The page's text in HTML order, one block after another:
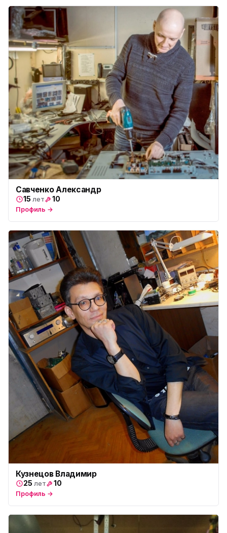
ю
Юмедиа на Дыбенко
ул. Антонова-Овсеенко, 25к1
ю
Юмедиа в ТК Юго-Запад
пр. Маршала Жукова, 35-1
ю
Юмедиа на Космонавтов
пр. Космонавтов, 38к4
ю
Юмедиа на Международной
ул. Белы Куна, 24к1
ю
Юмедиа в Купчино
ул. Будапештская, 87-3
ю
Юмедиа Сервис в Колпино
ул. Тверская 60, Колпино
ю
Юмедиа во Всеволожске
пр. Христиновский 28, Всеволожск
Савченко Александр
15 лет 10
Профиль →
Кузнецов Владимир
25 лет 10
Профиль →